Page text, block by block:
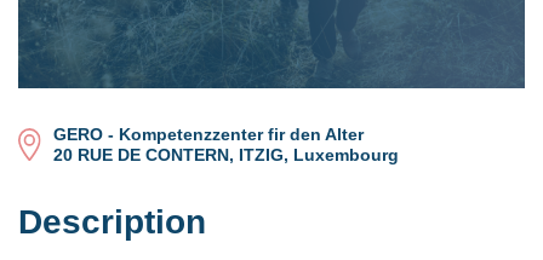
GERO - Kompetenzzenter fir den Alter
20 RUE DE CONTERN, ITZIG, Luxembourg
Description